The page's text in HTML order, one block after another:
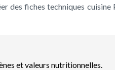
des fiches techniques
et valeurs nutritionnelles.